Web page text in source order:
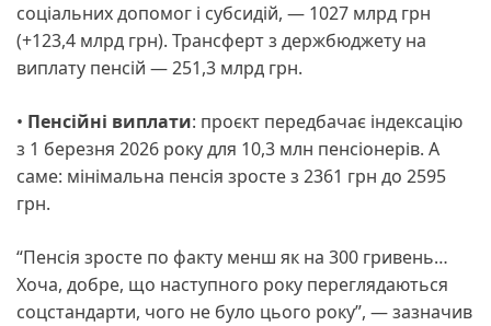
соціальних допомог і субсидій, — 1027 млрд грн
(+123,4 млрд грн). Трансферт з держбюджету на
виплату пенсій — 251,3 млрд грн.
• Пенсійні виплати: проєкт передбачає індексацію
з 1 березня 2026 року для 10,3 млн пенсіонерів. А
саме: мінімальна пенсія зросте з 2361 грн до 2595
грн.
“Пенсія зросте по факту менш як на 300 гривень…
Хоча, добре, що наступного року переглядаються
соцстандарти, чого не було цього року”, — зазначив